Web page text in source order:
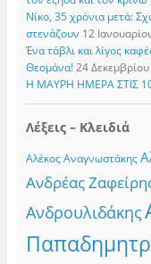
Νίκο, 35 χρόνια μετά:
στενάζουν 12
Ένα τάβλι και λίγος
Θεομάνα! 24
Η ΜΑΥΡΗ ΗΜΕΡΑ ΣΤΙΣ
Λέξεις – Κλειδιά
Αλέκος Αναγνωστάκης
Ανδρέας
Ανδρουλιδάκης